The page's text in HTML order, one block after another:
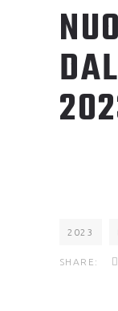
2023
SHARE: